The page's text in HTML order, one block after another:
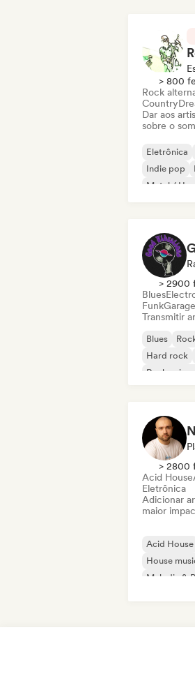
> 800
Rock
Country
Dar aos
sobre o
Eletrônica
Indie pop
Metal /
> 2900
Blues
Funk
Transmitir
Blues
Hard rock
Rock
> 2800
Acid House
Eletrônica
Adicionar
maior
Acid House
House
Melodic &